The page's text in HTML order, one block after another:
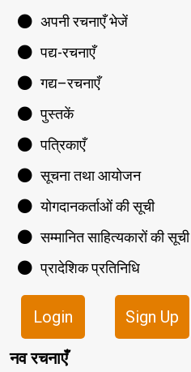
अपनी रचनाएँ भेजें
पद्य-रचनाएँ
गद्य–रचनाएँ
पुस्तकें
पत्रिकाएँ
सूचना तथा आयोजन
योगदानकर्ताओं की सूची
सम्मानित साहित्यकारों की सूची
प्रादेशिक प्रतिनिधि
Login Sign Up
नव रचनाएँ